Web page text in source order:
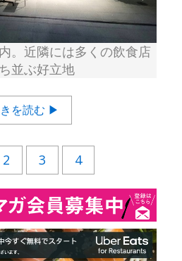
。近隣には多くの飲食店
並ぶ好立地
を読む ▶
2 3 4